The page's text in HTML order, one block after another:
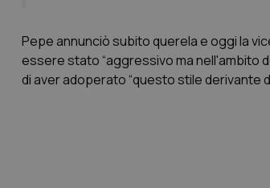
Pepe annunciò subito querela e oggi la
essere stato “aggressivo ma nell'ambito
di aver adoperato “questo stile derivante